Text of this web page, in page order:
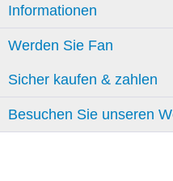
Informationen
Werden Sie Fan
Sicher kaufen & zahlen
Besuchen Sie unseren